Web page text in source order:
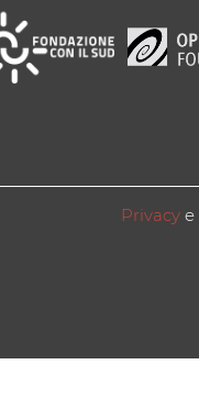
Privacy e